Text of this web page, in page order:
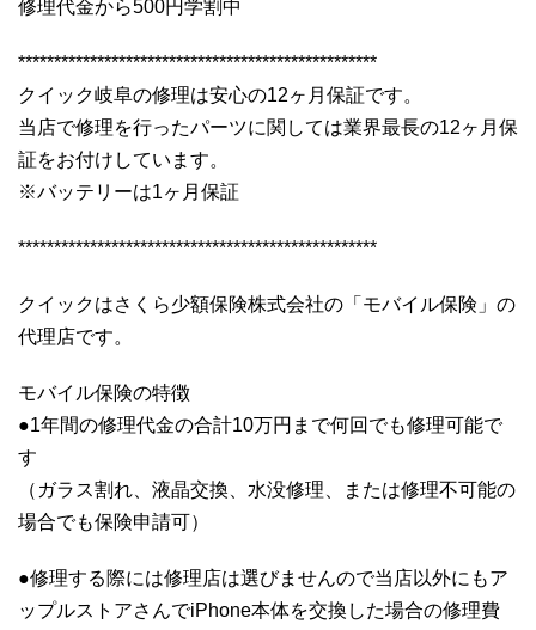
修理代金から500円学割中
**************************************************
クイック岐阜の修理は安心の12ヶ月保証です。
当店で修理を行ったパーツに関しては業界最長の12ヶ月保
証をお付けしています。
※バッテリーは1ヶ月保証
**************************************************
クイックはさくら少額保険株式会社の「モバイル保険」の
代理店です。
モバイル保険の特徴
●1年間の修理代金の合計10万円まで何回でも修理可能で
す
（ガラス割れ、液晶交換、水没修理、または修理不可能の
場合でも保険申請可）
●修理する際には修理店は選びませんので当店以外にもア
ップルストアさんでiPhone本体を交換した場合の修理費